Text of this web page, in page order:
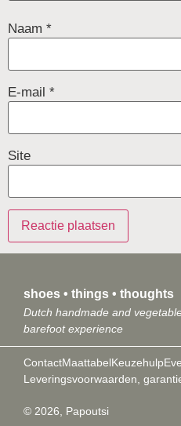
Naam *
E-mail *
Site
shoes • things • thoughts
Dutch handmade and
barefoot experience
ContactMaattabelKeuzehulp
Leveringsvoorwaarden,
© 2026, Papoutsi